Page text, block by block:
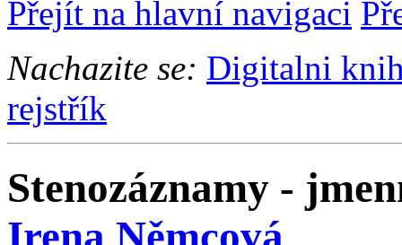
Přejít na hlavní navigaci
Nachazite se: Digitalni
rejstřík
Stenozáznamy -